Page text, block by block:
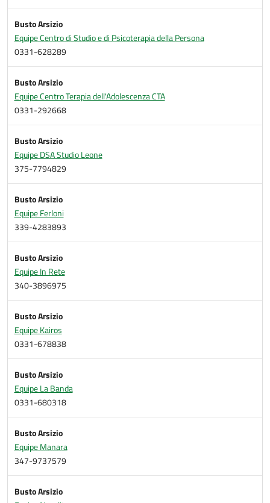
Busto Arsizio
Equipe Centro di Studio e di Psicoterapia della Persona
0331-628289
Busto Arsizio
Equipe Centro Terapia dell'Adolescenza CTA
0331-292668
Busto Arsizio
Equipe DSA Studio Leone
375-7794829
Busto Arsizio
Equipe Ferloni
339-4283893
Busto Arsizio
Equipe In Rete
340-3896975
Busto Arsizio
Equipe Kairos
0331-678838
Busto Arsizio
Equipe La Banda
0331-680318
Busto Arsizio
Equipe Manara
347-9737579
Busto Arsizio